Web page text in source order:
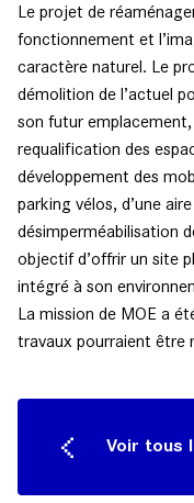
Le projet de
fonctionnement et
caractère naturel. Le
démolition de l’actuel
son futur
requalification des
développement des
parking vélos, d’une
désimperméabilisation
objectif d’offrir un site
intégré à son
La mission de MOE a
travaux pourraient être
Voir tous